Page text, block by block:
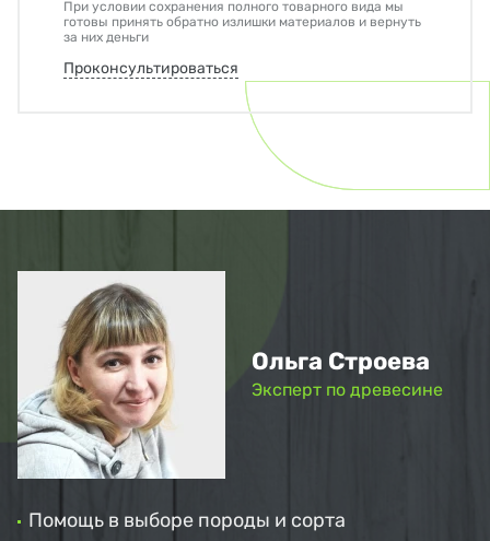
При условии сохранения полного товарного вида мы
готовы принять обратно излишки материалов и вернуть
за них деньги
Проконсультироваться
Ольга Строева
Эксперт по древесине
Помощь в выборе породы и сорта